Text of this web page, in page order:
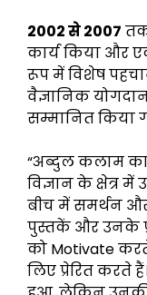
2002 से 2007
कार्य किया और
रूप में विशेष
वैज्ञानिक
सम्मानित किया
“अब्दुल कलाम
विज्ञान के क्षेत्र
बीच में समर्थन
पुस्तकें और उनके
को Motivate
लिए प्रेरित करते